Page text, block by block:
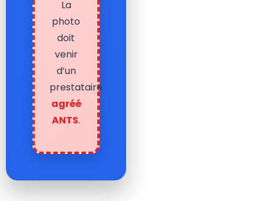
La
photo
doit
venir
d’un
prestataire
agréé
ANTS.